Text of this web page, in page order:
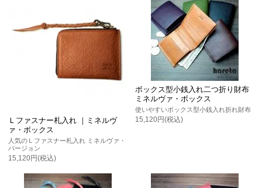
Ｌファスナー札入れ ｜ミネルヴ
ァ・ボックス
人気のＬファスナー札入れ ミネルヴァ・
バージョン
15,120円(税込)
ボックス型小銭入れ二つ折り財布
ミネルヴァ・ボックス
使いやすいボックス型小銭入れ折れ財布
15,120円(税込)